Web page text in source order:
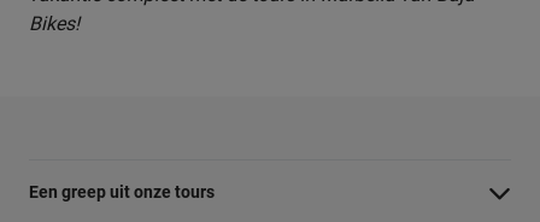
Bikes!
Een greep uit onze tours